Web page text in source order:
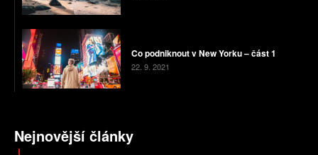
Co podniknout v New Yorku – část 1
22. 9. 2021
Nejnovější články